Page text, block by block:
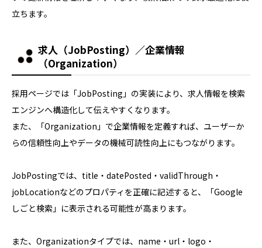
立ちます。
求人（JobPosting）／企業情報
（Organization）
採用ページでは「JobPosting」の実装により、求人情報を検索
エンジンへ構造化して伝えやすくなります。
また、「Organization」で企業情報を定義すれば、ユーザーか
らの信頼性向上やデータの機械可読性向上にもつながります。
JobPostingでは、title・datePosted・validThrough・
jobLocationなどのプロパティを正確に記述すると、「Google
しごと検索」に表示される可能性が高まります。
また、Organizationタイプでは、name・url・logo・